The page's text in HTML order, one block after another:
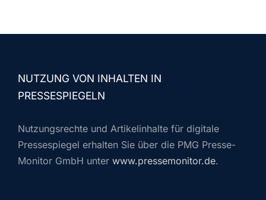
NUTZUNG VON INHALTEN IN
PRESSESPIEGELN
Nutzungsrechte und Artikelinhalte für digitale
Pressespiegel erhalten Sie über die PMG Presse-
Monitor GmbH unter www.pressemonitor.de.